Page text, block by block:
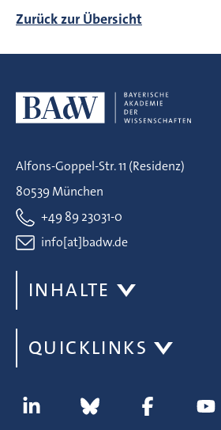
Zurück zur Übersicht
Alfons-Goppel-Str. 11 (Residenz)
80539 München
+49 89 23031-0
info[at]badw.de
INHALTE
QUICKLINKS